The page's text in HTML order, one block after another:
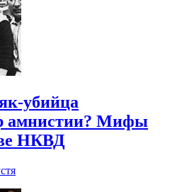
убийца
амнистии? Мифы
НКВД